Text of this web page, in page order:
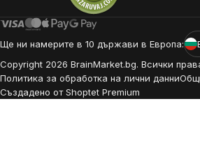
Ще ни намерите в 10 държави в Европа:
Copyright 2026 BrainMarket.bg. Всички
Политика за обработка на лични данни
Създадено от Shoptet Premium